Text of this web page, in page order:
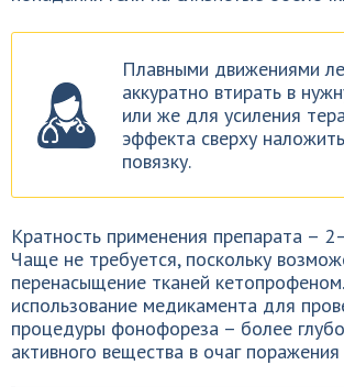
Плавными движениями
аккуратно втирать в
или же для усиления
эффекта сверху
повязку.
Кратность применения препарата –
Чаще не требуется, поскольку
перенасыщение тканей
использование медикамента для
процедуры фонофореза – более
активного вещества в очаг поражения